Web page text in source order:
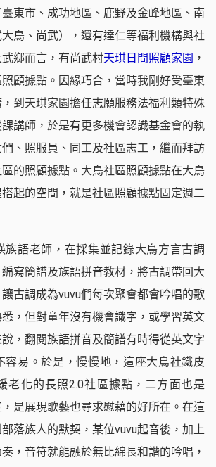
東市、成功地區、鹿野及金峰地區、南
鳥、尚武），還有達仁等福利機構與社
鄉而言，有尚武村天琪日間照顧家園 ，
顧據點。因緣巧合，當時我剛好受臺東
到天琪家園擔任志願服務法福利類特殊
講師，於是有更多機會認識基金會的執
、照服員、同工及社區志工，繼而拜訪
的照顧據點。大鳥社區照顧據點在大鳥
起的空間，就是社區照顧據點固定週二
族語老師，在採集並記錄大鳥方言古調
寫簡譜及族語拼音教材，將古調帶回大
古調成為vuvu們每次聚會都會吟唱的歌
，但對童年沒有機會識字，或學習英文
，翻閱族語拼音及簡譜有時得從英文字
容易。於是，慢慢地，這座大鳥社鐵皮
老化的長照2.0社區據點，二方面也是
是展現歌藝也尋求慰藉的好所在。在這
落族人的默契，某位vuvu起音後，加上
，音符就能融於無比綿長和諧的吟唱，